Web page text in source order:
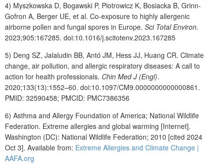
4) Myszkowska D, Bogawski P, Piotrowicz K, Bosiacka B, Grinn-
Gofron A, Berger UE, et al. Co-exposure to highly allergenic
airborne pollen and fungal spores in Europe. Sci Total Environ.
2023;905:167285. doi:10.1016/j.scitotenv.2023.167285
5) Deng SZ, Jalaludin BB, Antó JM, Hess JJ, Huang CR. Climate
change, air pollution, and allergic respiratory diseases: A call to
action for health professionals. Chin Med J (Engl).
2020;133(13):1552–60. doi:10.1097/CM9.0000000000000861.
PMID: 32590458; PMCID: PMC7386356
6) Asthma and Allergy Foundation of America; National Wildlife
Federation. Extreme allergies and global warming [Internet].
Washington (DC): National Wildlife Federation; 2010 [cited 2024
Oct 3]. Available from: Extreme Allergies and Climate Change |
AAFA.org